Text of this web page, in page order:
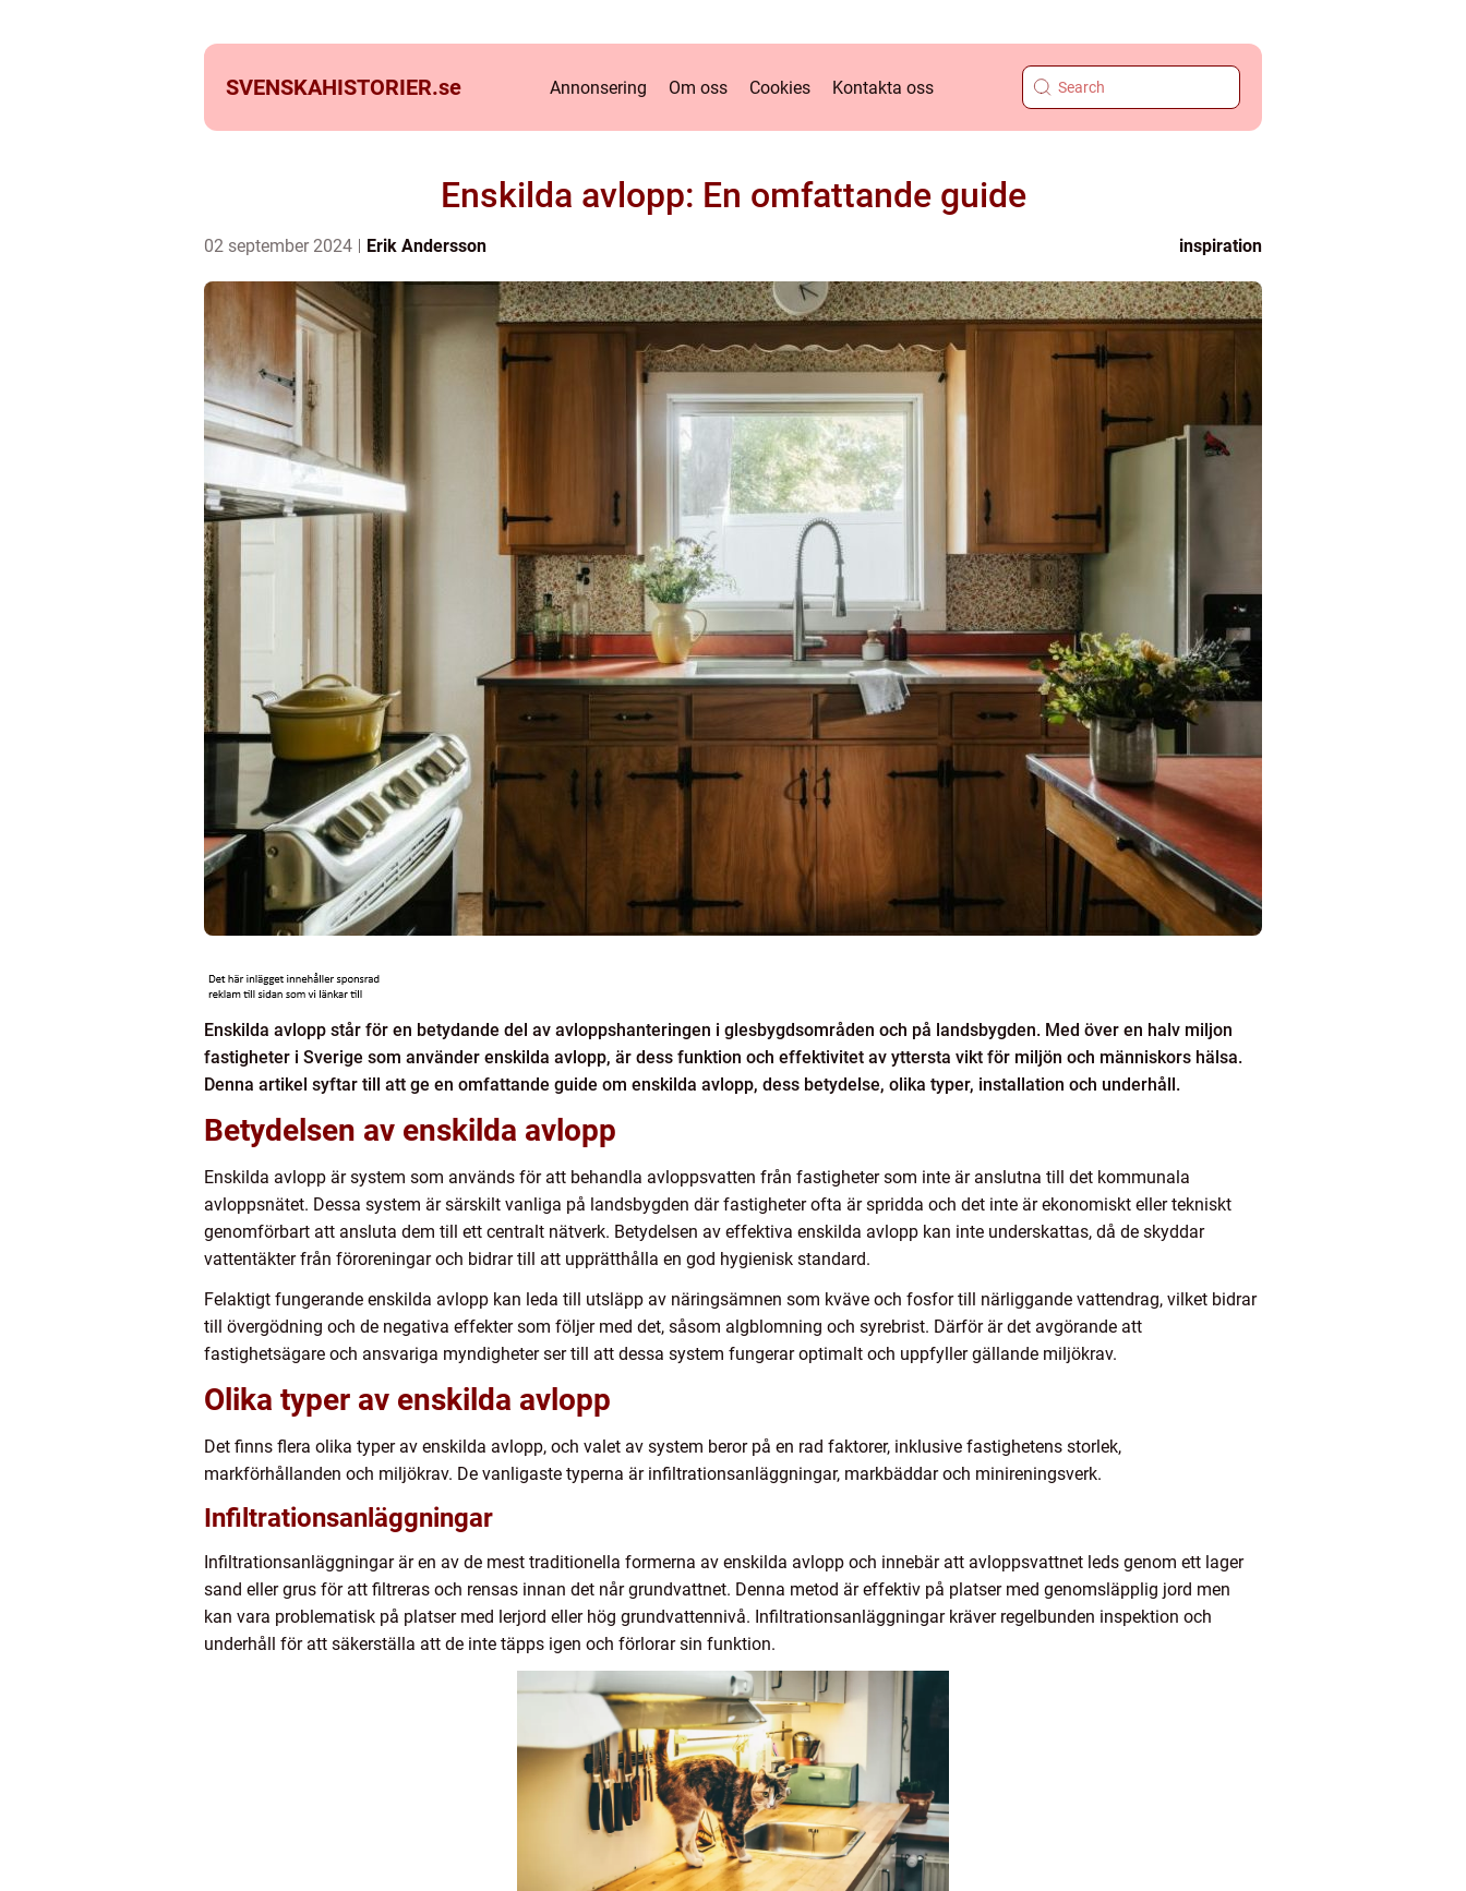
SVENSKAHISTORIER.se Annonsering Om oss Cookies Kontakta oss
Enskilda avlopp: En omfattande guide
02 september 2024 Erik Andersson inspiration
Enskilda avlopp står för en betydande del av avloppshanteringen i glesbygdsområden och på landsbygden. Med över en halv miljon
fastigheter i Sverige som använder enskilda avlopp, är dess funktion och effektivitet av yttersta vikt för miljön och människors hälsa.
Denna artikel syftar till att ge en omfattande guide om enskilda avlopp, dess betydelse, olika typer, installation och underhåll.
Betydelsen av enskilda avlopp
Enskilda avlopp är system som används för att behandla avloppsvatten från fastigheter som inte är anslutna till det kommunala
avloppsnätet. Dessa system är särskilt vanliga på landsbygden där fastigheter ofta är spridda och det inte är ekonomiskt eller tekniskt
genomförbart att ansluta dem till ett centralt nätverk. Betydelsen av effektiva enskilda avlopp kan inte underskattas, då de skyddar
vattentäkter från föroreningar och bidrar till att upprätthålla en god hygienisk standard.
Felaktigt fungerande enskilda avlopp kan leda till utsläpp av näringsämnen som kväve och fosfor till närliggande vattendrag, vilket bidrar
till övergödning och de negativa effekter som följer med det, såsom algblomning och syrebrist. Därför är det avgörande att
fastighetsägare och ansvariga myndigheter ser till att dessa system fungerar optimalt och uppfyller gällande miljökrav.
Olika typer av enskilda avlopp
Det finns flera olika typer av enskilda avlopp, och valet av system beror på en rad faktorer, inklusive fastighetens storlek,
markförhållanden och miljökrav. De vanligaste typerna är infiltrationsanläggningar, markbäddar och minireningsverk.
Infiltrationsanläggningar
Infiltrationsanläggningar är en av de mest traditionella formerna av enskilda avlopp och innebär att avloppsvattnet leds genom ett lager
sand eller grus för att filtreras och rensas innan det når grundvattnet. Denna metod är effektiv på platser med genomsläpplig jord men
kan vara problematisk på platser med lerjord eller hög grundvattennivå. Infiltrationsanläggningar kräver regelbunden inspektion och
underhåll för att säkerställa att de inte täpps igen och förlorar sin funktion.